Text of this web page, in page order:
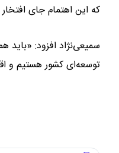
که این اهتمام جای افتخار
سمیعی‌نژاد افزود:
توسعه‌ای کشور هستیم و